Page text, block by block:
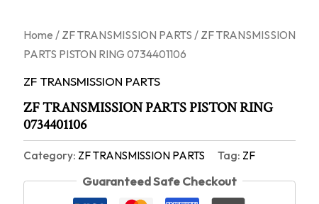
Home / ZF TRANSMISSION PARTS / ZF TRANSMISSION
PARTS PISTON RING 0734401106
ZF TRANSMISSION PARTS
ZF TRANSMISSION PARTS PISTON RING
0734401106
Category: ZF TRANSMISSION PARTS Tag: ZF
Guaranteed Safe Checkout